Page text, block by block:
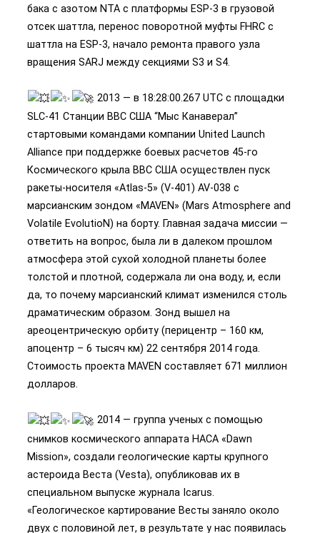
бака с азотом NTA с платформы ESP-3 в грузовой
отсек шаттла, перенос поворотной муфты FHRC с
шаттла на ESP-3, начало ремонта правого узла
вращения SARJ между секциями S3 и S4.
2013 — в 18:28:00.267 UTC с площадки
SLC-41 Станции ВВС США “Мыс Канаверал”
стартовыми командами компании United Launch
Alliance при поддержке боевых расчетов 45-го
Космического крыла ВВС США осуществлен пуск
ракеты-носителя «Atlas-5» (V-401) AV-038 с
марсианским зондом «MAVEN» (Mars Atmosphere and
Volatile EvolutioN) на борту. Главная задача миссии —
ответить на вопрос, была ли в далеком прошлом
атмосфера этой сухой холодной планеты более
толстой и плотной, содержала ли она воду, и, если
да, то почему марсианский климат изменился столь
драматическим образом. Зонд вышел на
ареоцентрическую орбиту (перицентр – 160 км,
апоцентр – 6 тысяч км) 22 сентября 2014 года.
Стоимость проекта MAVEN составляет 671 миллион
долларов.
2014 — группа ученых с помощью
снимков космического аппарата НАСА «Dawn
Mission», создали геологические карты крупного
астероида Веста (Vesta), опубликовав их в
специальном выпуске журнала Icarus.
«Геологическое картирование Весты заняло около
двух с половиной лет, в результате у нас появилась